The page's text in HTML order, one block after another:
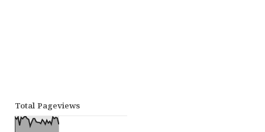
Total Pageviews